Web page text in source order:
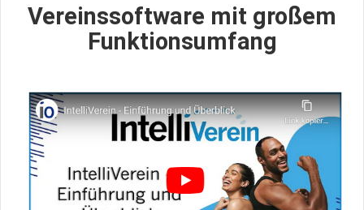
Vereinssoftware mit großem
Funktionsumfang